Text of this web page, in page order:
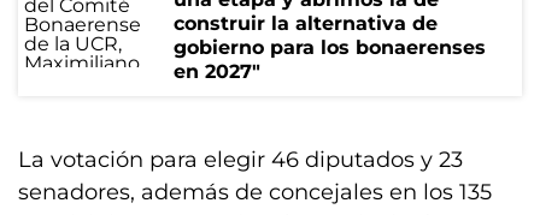
construir la alternativa de
gobierno para los bonaerenses
en 2027"
La votación para elegir 46 diputados y 23
senadores, además de concejales en los 135